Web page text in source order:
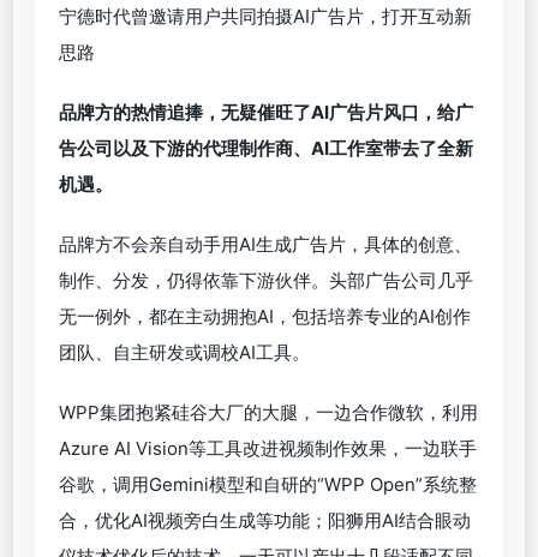
宁德时代曾邀请用户共同拍摄AI广告片，打开互动新
思路
品牌方的热情追捧，无疑催旺了AI广告片风口，给广
告公司以及下游的代理制作商、AI工作室带去了全新
机遇。
品牌方不会亲自动手用AI生成广告片，具体的创意、
制作、分发，仍得依靠下游伙伴。头部广告公司几乎
无一例外，都在主动拥抱AI，包括培养专业的AI创作
团队、自主研发或调校AI工具。
WPP集团抱紧硅谷大厂的大腿，一边合作微软，利用
Azure AI Vision等工具改进视频制作效果，一边联手
谷歌，调用Gemini模型和自研的“WPP Open”系统整
合，优化AI视频旁白生成等功能；阳狮用AI结合眼动